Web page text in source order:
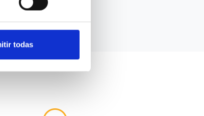
todas